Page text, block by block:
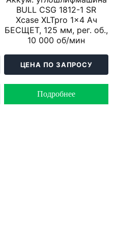
BULL CSG 1812-1 SR
Xcase XLTpro 1x4 Ач
БЕСЩЕТ, 125 мм, рег. об.,
10 000 об/мин
ЦЕНА ПО ЗАПРОСУ
Подробнее